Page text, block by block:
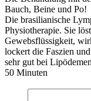
Bauch, Beine und Po!
Die brasilianische
Physiotherapie. Sie
Gewebsflüssigkeit,
lockert die Faszien
sehr gut bei
50 Minuten